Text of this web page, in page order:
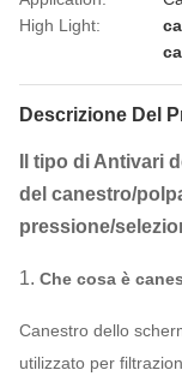
High Light:
Descrizione Del
Il tipo di Antivari
del canestro/
pressione/
1. Che cosa è
Canestro dello
utilizzato per